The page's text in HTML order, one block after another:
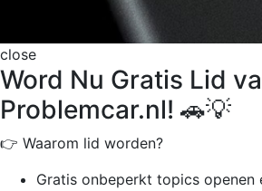
close
Word Nu Gratis Lid
Problemcar.nl! 🚗💡
👉 Waarom lid worden?
Gratis onbeperkt topics openen